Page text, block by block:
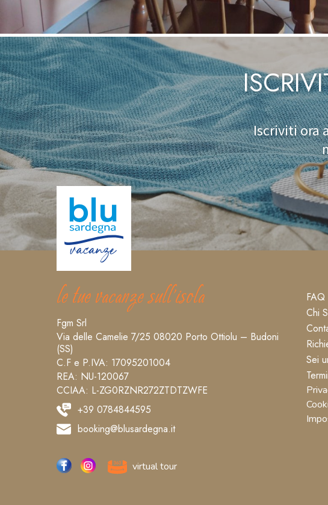
Iscriviti ora
le tue vacanze sull’isola
Fgm Srl
Via delle Camelie 7/25 08020 Porto Ottiolu – Budoni
(SS)
C.F e P.IVA: 17095201004
REA: NU-120067
CCIAA: L-ZG0RZNR272ZTDTZWFE
+39 0784844595
booking@blusardegna.it
virtual tour
FAQ
Chi
Sei